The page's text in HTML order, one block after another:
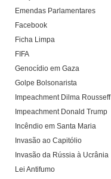
Emendas Parlamentares
Facebook
Ficha Limpa
FIFA
Genocídio em Gaza
Golpe Bolsonarista
Impeachment Dilma Rousseff
Impeachment Donald Trump
Incêndio em Santa Maria
Invasão ao Capitólio
Invasão da Rússia à Ucrânia
Lei Antifumo